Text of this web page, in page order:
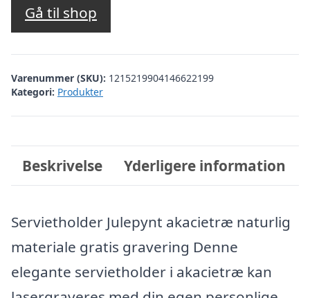
Gå til shop
Varenummer (SKU): 1215219904146622199
Kategori: Produkter
Beskrivelse Yderligere information
Servietholder Julepynt akacietræ naturlig
materiale gratis gravering Denne
elegante servietholder i akacietræ kan